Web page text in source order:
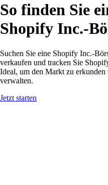
So finden Sie
Shopify Inc.-
Suchen Sie eine Shopify Inc.-
verkaufen und tracken Sie
Ideal, um den Markt zu
verwalten.
Jetzt starten